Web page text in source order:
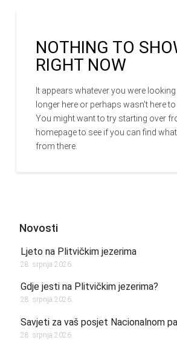
NOTHING TO
RIGHT NOW
It appears whatever you were
longer here or perhaps wasn't here to
You might want to try starting over
homepage to see if you can find
from there.
Novosti
Ljeto na Plitvičkim jezerima
28. srpnja 2026.
Gdje jesti na Plitvičkim jezerima?
28. srpnja 2026.
Savjeti za vaš posjet Nacionalnom
28. srpnja 2026.